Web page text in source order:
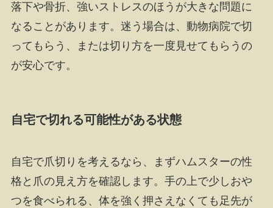
落下や骨折、強いストレスのほうが大きな問題に
なることがあります。迷う場合は、動物病院で切
ってもらう、または切り方を一度見せてもらうの
が安心です。
自宅で切れる可能性がある状態
自宅で爪切りを考えるなら、まずハムスターの性
格と爪の見え方を確認します。手の上で少しおや
つを食べられる、体を強く押さえなくても足先が